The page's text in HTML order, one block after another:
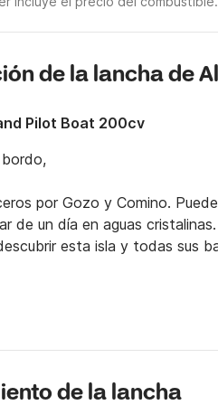
de la lancha de
Pilot Boat 200cv
por Gozo y Comino.
de un día en aguas
esta isla y todas sus
agua para el
¡Estoy disponible a
de la lancha